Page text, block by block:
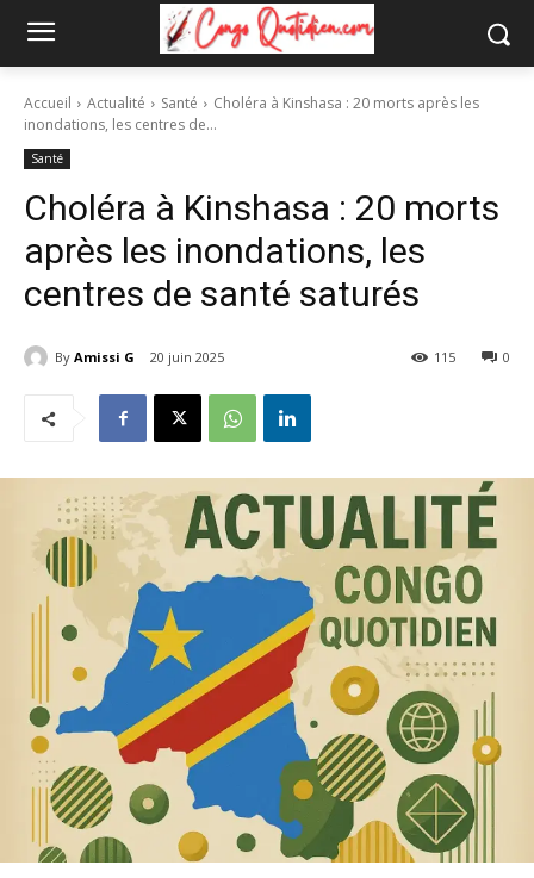
Accueil Actualité Santé
Choléra à Kinshasa : 20 morts après les
inondations, les centres de...
Santé
Choléra à Kinshasa : 20 morts
après les inondations, les
centres de santé saturés
By Amissi G 20 juin 2025 0
115